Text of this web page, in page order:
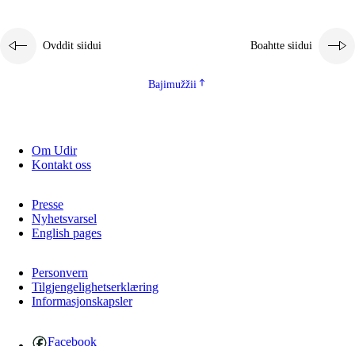
Ovddit siidui Boahtte siidui
Bajimužžii
Om Udir
Kontakt oss
Presse
Nyhetsvarsel
English pages
Personvern
Tilgjengelighetserklæring
Informasjonskapsler
Facebook